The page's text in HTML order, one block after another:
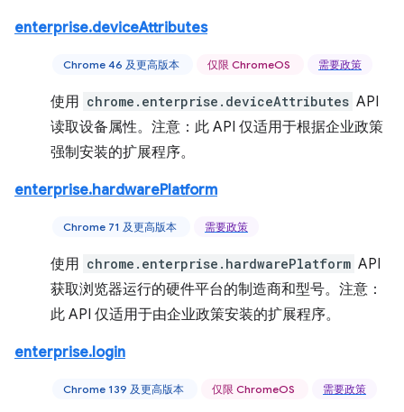
enterprise.deviceAttributes
Chrome 46 及更高版本 仅限 ChromeOS 需要政策
使用 chrome.enterprise.deviceAttributes API
读取设备属性。注意：此 API 仅适用于根据企业政策
强制安装的扩展程序。
enterprise.hardwarePlatform
Chrome 71 及更高版本 需要政策
使用 chrome.enterprise.hardwarePlatform API
获取浏览器运行的硬件平台的制造商和型号。注意：
此 API 仅适用于由企业政策安装的扩展程序。
enterprise.login
Chrome 139 及更高版本 仅限 ChromeOS 需要政策